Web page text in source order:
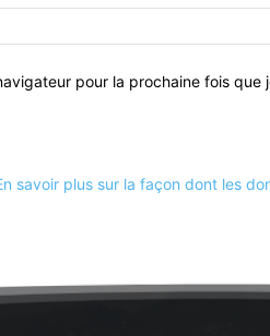
pour la prochaine fois que
savoir plus sur la façon dont les